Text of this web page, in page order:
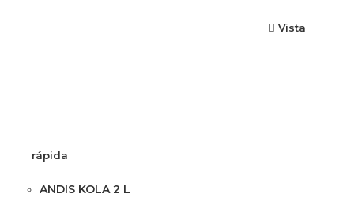
Vista
rápida
ANDIS KOLA 2 L